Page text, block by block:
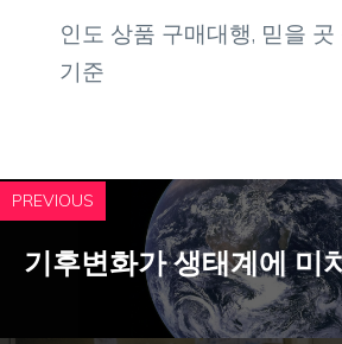
인도 상품 구매대행, 믿을 곳
기준
PREVIOUS
기후변화가 생태계에 미